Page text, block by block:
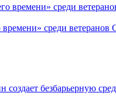
среди ветеранов